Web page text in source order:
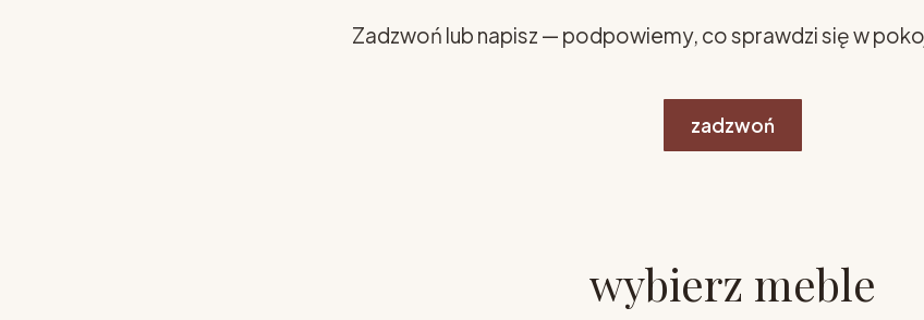
Zadzwoń lub napisz — podpowiemy, co sprawdzi się w
zadzwoń
wybierz meble